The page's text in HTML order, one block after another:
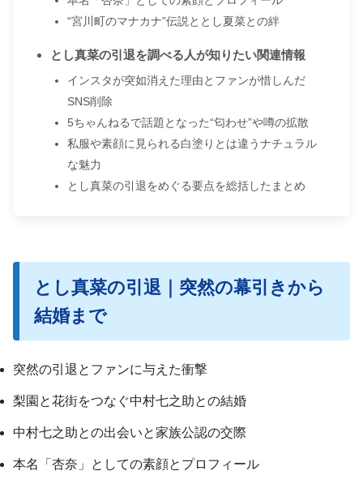
“宮川町のマナカナ”伝説ととし夏菜との絆
とし真菜の引退を調べる人が知りたい関連情報
インスタが突如消えた理由とファンが惜しんだ
SNS削除
5ちゃんねるで話題となった“匂わせ”や噂の拡散
私服や素顔に見られる白塗りとは違うナチュラル
な魅力
とし真菜の引退をめぐる要点を総括したまとめ
とし真菜の引退｜突然の幕引きから
結婚まで
突然の引退とファンに与えた衝撃
梨園と花街をつなぐ中村七之助との結婚
中村七之助との出会いと家族公認の交際
本名「杏奈」としての素顔とプロフィール